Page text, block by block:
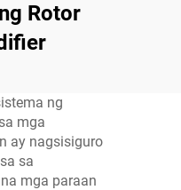
Rotor
ng
mga
ay nagsisiguro
sa
mga paraan